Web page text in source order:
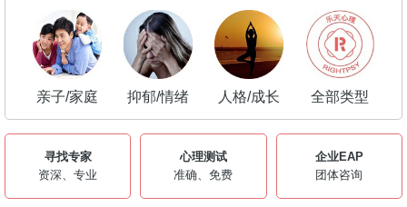
亲子/家庭 抑郁/情绪 人格/成长 全部类型
寻找专家
资深、专业
心理测试
准确、免费
企业EAP
团体咨询